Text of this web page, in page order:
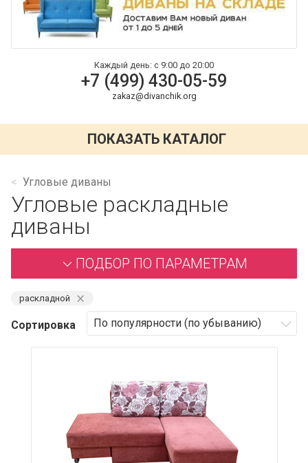
Контакты
Каждый день: с 9:00 до 20:00
+7 (499) 430-05-59
zakaz@divanchik.org
ПОКАЗАТЬ КАТАЛОГ
Угловые диваны
Угловые раскладные
диваны
ПОДБОР ПО ПАРАМЕТРАМ
раскладной ⨯
Сортировка